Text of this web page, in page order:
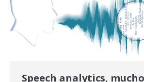
Speech analytics,